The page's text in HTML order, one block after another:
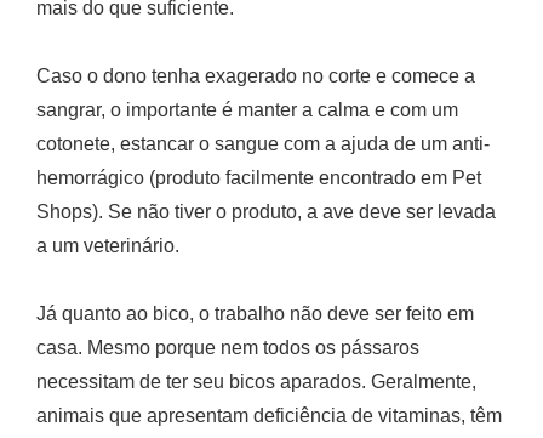
mais do que suficiente.
Caso o dono tenha exagerado no corte e comece a
sangrar, o importante é manter a calma e com um
cotonete, estancar o sangue com a ajuda de um anti-
hemorrágico (produto facilmente encontrado em Pet
Shops). Se não tiver o produto, a ave deve ser levada
a um veterinário.
Já quanto ao bico, o trabalho não deve ser feito em
casa. Mesmo porque nem todos os pássaros
necessitam de ter seu bicos aparados. Geralmente,
animais que apresentam deficiência de vitaminas, têm